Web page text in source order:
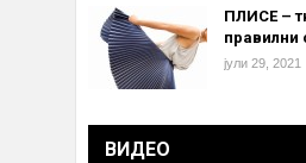
ПЛИСЕ –
правилни
јули 29, 2021
ВИДЕО